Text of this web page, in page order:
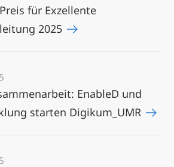
für Exzellente
2025
EnableD und
starten Digikum_UMR